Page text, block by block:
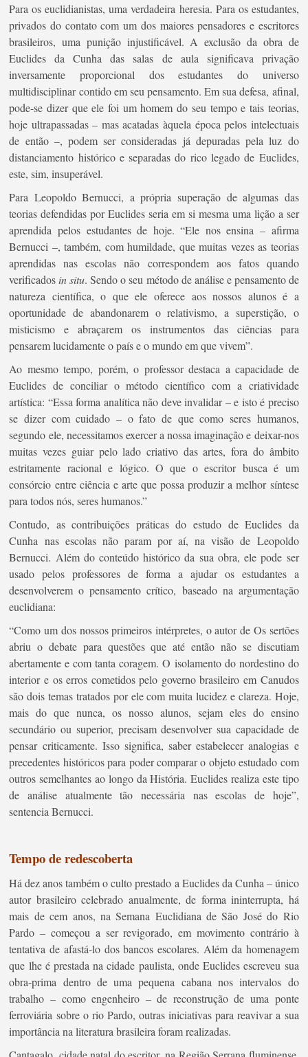
Para os euclidianistas, uma verdadeira heresia. Para os estudantes,
privados do contato com um dos maiores pensadores e escritores
brasileiros, uma punição injustificável. A exclusão da obra de
Euclides da Cunha das salas de aula significava privação
inversamente proporcional dos estudantes do universo
multidisciplinar contido em seu pensamento. Em sua defesa, afinal,
pode-se dizer que ele foi um homem do seu tempo e tais teorias,
hoje ultrapassadas – mas acatadas àquela época pelos intelectuais
de então –, podem ser consideradas já depuradas pela luz do
distanciamento histórico e separadas do rico legado de Euclides,
este, sim, insuperável.
Para Leopoldo Bernucci, a própria superação de algumas das
teorias defendidas por Euclides seria em si mesma uma lição a ser
aprendida pelos estudantes de hoje. “Ele nos ensina – afirma
Bernucci –, também, com humildade, que muitas vezes as teorias
aprendidas nas escolas não correspondem aos fatos quando
verificados in situ. Sendo o seu método de análise e pensamento de
natureza científica, o que ele oferece aos nossos alunos é a
oportunidade de abandonarem o relativismo, a superstição, o
misticismo e abraçarem os instrumentos das ciências para
pensarem lucidamente o país e o mundo em que vivem”.
Ao mesmo tempo, porém, o professor destaca a capacidade de
Euclides de conciliar o método científico com a criatividade
artística: “Essa forma analítica não deve invalidar – e isto é preciso
se dizer com cuidado – o fato de que como seres humanos,
segundo ele, necessitamos exercer a nossa imaginação e deixar-nos
muitas vezes guiar pelo lado criativo das artes, fora do âmbito
estritamente racional e lógico. O que o escritor busca é um
consórcio entre ciência e arte que possa produzir a melhor síntese
para todos nós, seres humanos.”
Contudo, as contribuições práticas do estudo de Euclides da
Cunha nas escolas não param por aí, na visão de Leopoldo
Bernucci. Além do conteúdo histórico da sua obra, ele pode ser
usado pelos professores de forma a ajudar os estudantes a
desenvolverem o pensamento crítico, baseado na argumentação
euclidiana:
“Como um dos nossos primeiros intérpretes, o autor de Os sertões
abriu o debate para questões que até então não se discutiam
abertamente e com tanta coragem. O isolamento do nordestino do
interior e os erros cometidos pelo governo brasileiro em Canudos
são dois temas tratados por ele com muita lucidez e clareza. Hoje,
mais do que nunca, os nosso alunos, sejam eles do ensino
secundário ou superior, precisam desenvolver sua capacidade de
pensar criticamente. Isso significa, saber estabelecer analogias e
precedentes históricos para poder comparar o objeto estudado com
outros semelhantes ao longo da História. Euclides realiza este tipo
de análise atualmente tão necessária nas escolas de hoje”,
sentencia Bernucci.
Tempo de redescoberta
Há dez anos também o culto prestado a Euclides da Cunha – único
autor brasileiro celebrado anualmente, de forma ininterrupta, há
mais de cem anos, na Semana Euclidiana de São José do Rio
Pardo – começou a ser revigorado, em movimento contrário à
tentativa de afastá-lo dos bancos escolares. Além da homenagem
que lhe é prestada na cidade paulista, onde Euclides escreveu sua
obra-prima dentro de uma pequena cabana nos intervalos do
trabalho – como engenheiro – de reconstrução de uma ponte
ferroviária sobre o rio Pardo, outras iniciativas para reavivar a sua
importância na literatura brasileira foram realizadas.